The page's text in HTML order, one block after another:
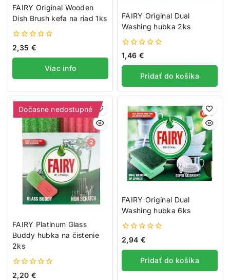
FAIRY Original Wooden
Dish Brush kefa na riad 1ks
0
5
2,35 €
Viac info
FAIRY Original Dual
Washing hubka 2ks
0
5
1,46 €
Pridať do košíka
Dočasne nedostupné
FAIRY Platinum Glass
Buddy hubka na čistenie
2ks
0
2,20 €
FAIRY Original Dual
Washing hubka 6ks
0
z
5
2,94 €
Pridať do košíka